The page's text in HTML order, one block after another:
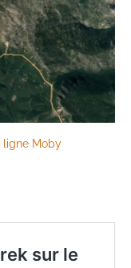
ligne Moby